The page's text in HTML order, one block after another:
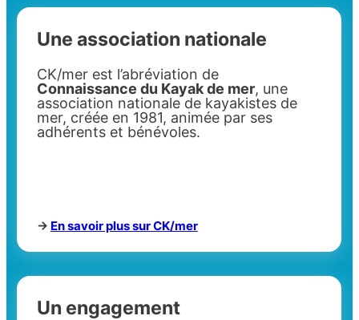
Une association nationale
CK/mer est l’abréviation de
Connaissance du Kayak de mer, une
association nationale de kayakistes de
mer, créée en 1981, animée par ses
adhérents et bénévoles.
-> En savoir plus sur CK/mer
Un engagement